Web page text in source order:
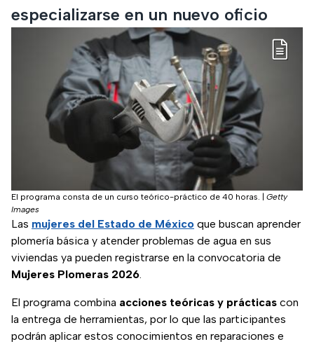
especializarse en un nuevo oficio
El programa consta de un curso teórico-práctico de 40 horas.
Getty
Images
Las mujeres del Estado de México que buscan aprender
plomería básica y atender problemas de agua en sus
viviendas ya pueden registrarse en la convocatoria de
Mujeres Plomeras 2026.
El programa combina acciones teóricas y prácticas con
la entrega de herramientas, por lo que las participantes
podrán aplicar estos conocimientos en reparaciones e